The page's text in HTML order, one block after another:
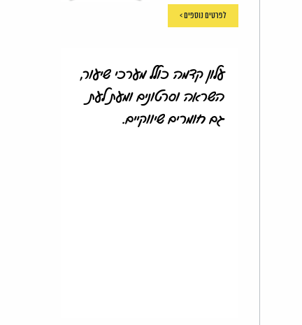
לפרטים נוספים >
עלון קדמה כולל מערכי שיעור,
השראה וסרטונים ומעת לעת
גם חומרים שיווקיים.